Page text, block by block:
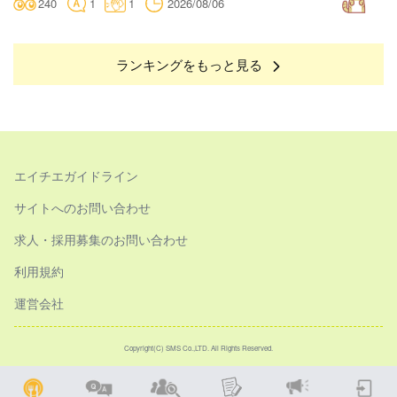
ランキングをもっと見る
エイチエガイドライン
サイトへのお問い合わせ
求人・採用募集のお問い合わせ
利用規約
運営会社
Copyright(C) SMS Co.,LTD. All Rights Reserved.